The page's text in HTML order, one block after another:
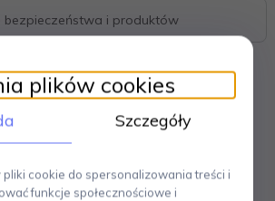
bezpieczeństwa i produktów
Czas Wysyłki:
Wysyłamy w Ciagu 10 do 14
Wysyłka gratis!
plików cookies
Szczegóły
cookie do spersonalizowania treści i
funkcje społecznościowe i